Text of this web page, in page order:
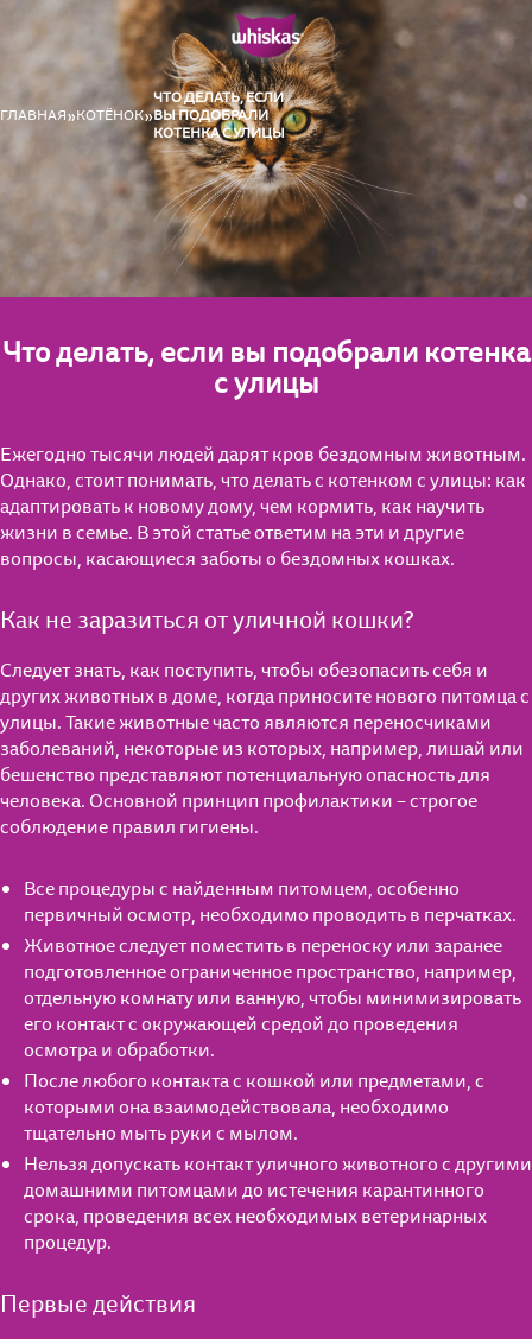
ГЛАВНАЯ КОТЁНОК
ЧТО ДЕЛАТЬ, ЕСЛИ
ВЫ ПОДОБРАЛИ
КОТЕНКА С УЛИЦЫ
Что делать, если вы подобрали котенка
с улицы
Ежегодно тысячи людей дарят кров бездомным животным.
Однако, стоит понимать, что делать с котенком с улицы: как
адаптировать к новому дому, чем кормить, как научить
жизни в семье. В этой статье ответим на эти и другие
вопросы, касающиеся заботы о бездомных кошках.
Как не заразиться от уличной кошки?
Следует знать, как поступить, чтобы обезопасить себя и
других животных в доме, когда приносите нового питомца с
улицы. Такие животные часто являются переносчиками
заболеваний, некоторые из которых, например, лишай или
бешенство представляют потенциальную опасность для
человека. Основной принцип профилактики – строгое
соблюдение правил гигиены.
Все процедуры с найденным питомцем, особенно
первичный осмотр, необходимо проводить в перчатках.
Животное следует поместить в переноску или заранее
подготовленное ограниченное пространство, например,
отдельную комнату или ванную, чтобы минимизировать
его контакт с окружающей средой до проведения
осмотра и обработки.
После любого контакта с кошкой или предметами, с
которыми она взаимодействовала, необходимо
тщательно мыть руки с мылом.
Нельзя допускать контакт уличного животного с другими
домашними питомцами до истечения карантинного
срока, проведения всех необходимых ветеринарных
процедур.
Первые действия